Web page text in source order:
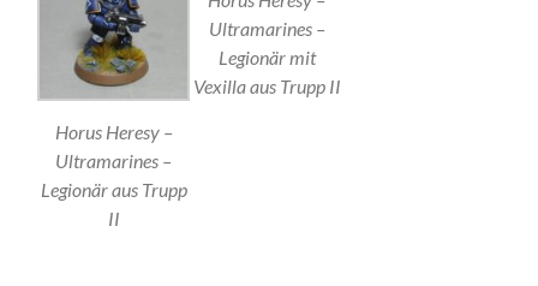
Horus Heresy –
Ultramarines –
Legionär aus Trupp
II
Ultramarines –
Legionär mit
Vexilla aus Trupp II